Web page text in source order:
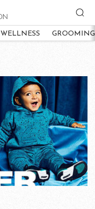
WELLNESS GROOMING